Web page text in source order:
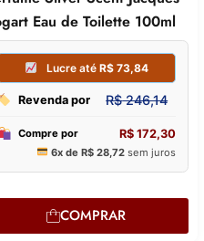
Eau de Toilette 100ml
COMPRAR